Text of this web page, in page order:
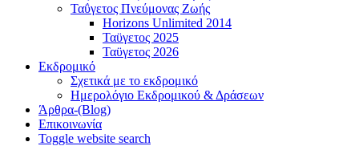
Ταΰγετος Πνεύμονας Ζωής
Horizons Unlimited 2014
Ταϋγετος 2025
Ταϋγετος 2026
Εκδρομικό
Σχετικά με το εκδρομικό
Ημερολόγιο Εκδρομικού & Δράσεων
Άρθρα-(Blog)
Επικοινωνία
Toggle website search